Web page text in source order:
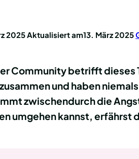
2025Aktualisiert am13. März 2025
Community betrifft dieses
und haben
zwischendurch die
umgehen kannst, erfährst